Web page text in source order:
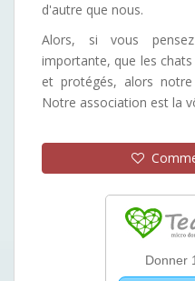
d'autre que nous.
Alors, si vous
importante, que les
et protégés, alors
Notre association est la